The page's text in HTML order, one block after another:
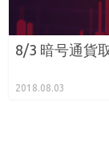
8/3 暗号通貨
2018.08.03